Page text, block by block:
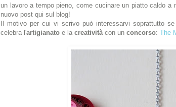
un lavoro a tempo pieno, come cucinare un piatto caldo
nuovo post qui sul blog!
Il motivo per cui vi scrivo può interessarvi soprattutto
celebra l'artigianato e la creatività con un concorso: The